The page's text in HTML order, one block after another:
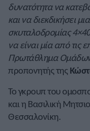
δυνατότητα να
και να διεκδικήσει
σκυταλοδρομίας
να είναι μία από τις
Πρωτάθλημα
προπονητής της
Το γκρουπ του
και η Βασιλική
Θεσσαλονίκη.